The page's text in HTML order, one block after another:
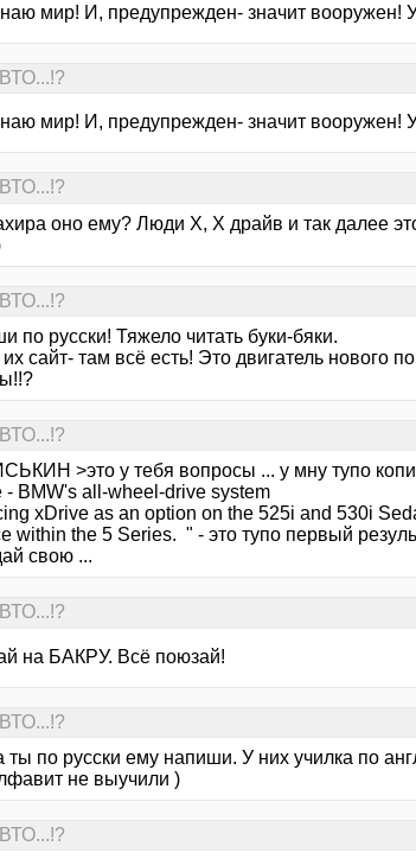
мир! И, предупрежден- значит вооружен!
мир! И, предупрежден- значит вооружен!
оно ему? Люди Х, Х драйв и так далее
по русски! Тяжело читать буки-бяки.
сайт- там всё есть! Это двигатель нового
>это у тебя вопросы ... у мну тупо
- BMW's all-wheel-drive system
xDrive as an option on the 525i and 530i
within the 5 Series. " - это тупо первый
свою ...
на БАКРУ. Всё поюзай!
ты по русски ему напиши. У них училка по
не выучили )